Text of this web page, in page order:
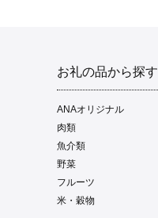
お礼の品から探す
ANAオリジナル
肉類
魚介類
野菜
フルーツ
米・穀物